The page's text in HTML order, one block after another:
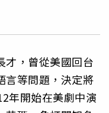
才，曾從美國回台
言等問題，決定將
年開始在美劇中演